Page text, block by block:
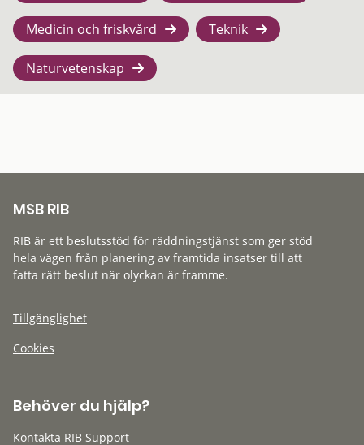
Medicin och friskvård Teknik
Naturvetenskap
MSB RIB
RIB är ett beslutsstöd för räddningstjänst som ger stöd
hela vägen från planering av framtida insatser till att
fatta rätt beslut när olyckan är framme.
Tillgänglighet
Cookies
Behöver du hjälp?
Kontakta RIB Support